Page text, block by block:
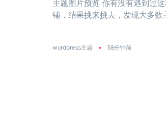
主题图片预览 你有没有遇到过
铺，结果挑来挑去，发现大多
wordpress主题 • 58分钟前